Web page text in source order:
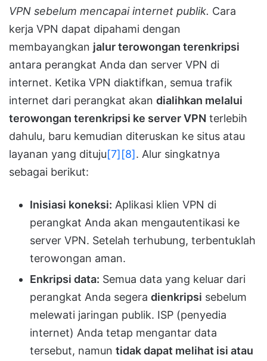
VPN sebelum mencapai internet publik. Cara
kerja VPN dapat dipahami dengan
membayangkan jalur terowongan terenkripsi
antara perangkat Anda dan server VPN di
internet. Ketika VPN diaktifkan, semua trafik
internet dari perangkat akan dialihkan melalui
terowongan terenkripsi ke server VPN terlebih
dahulu, baru kemudian diteruskan ke situs atau
layanan yang dituju[7][8]. Alur singkatnya
sebagai berikut:
Inisiasi koneksi: Aplikasi klien VPN di
perangkat Anda akan mengautentikasi ke
server VPN. Setelah terhubung, terbentuklah
terowongan aman.
Enkripsi data: Semua data yang keluar dari
perangkat Anda segera dienkripsi sebelum
melewati jaringan publik. ISP (penyedia
internet) Anda tetap mengantar data
tersebut, namun tidak dapat melihat isi atau